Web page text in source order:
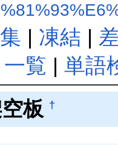
| 凍結 |
一覧 | 単語
板 †